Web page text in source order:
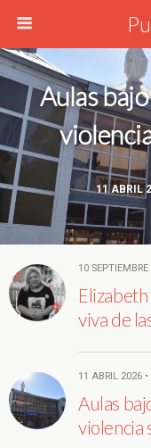
11 ABRIL
Aulas
10
viva de
11 ABRIL 2026 •
Aulas
violencia